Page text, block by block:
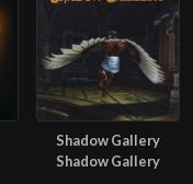
Shadow Gallery
Shadow Gallery